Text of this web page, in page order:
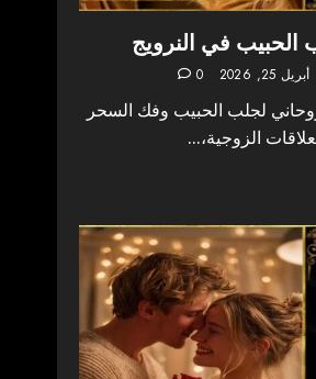
الحبيب في النرويج
أبريل 25, 2026 0
لجلب الحبيب وفك السحر
الزوجية،...